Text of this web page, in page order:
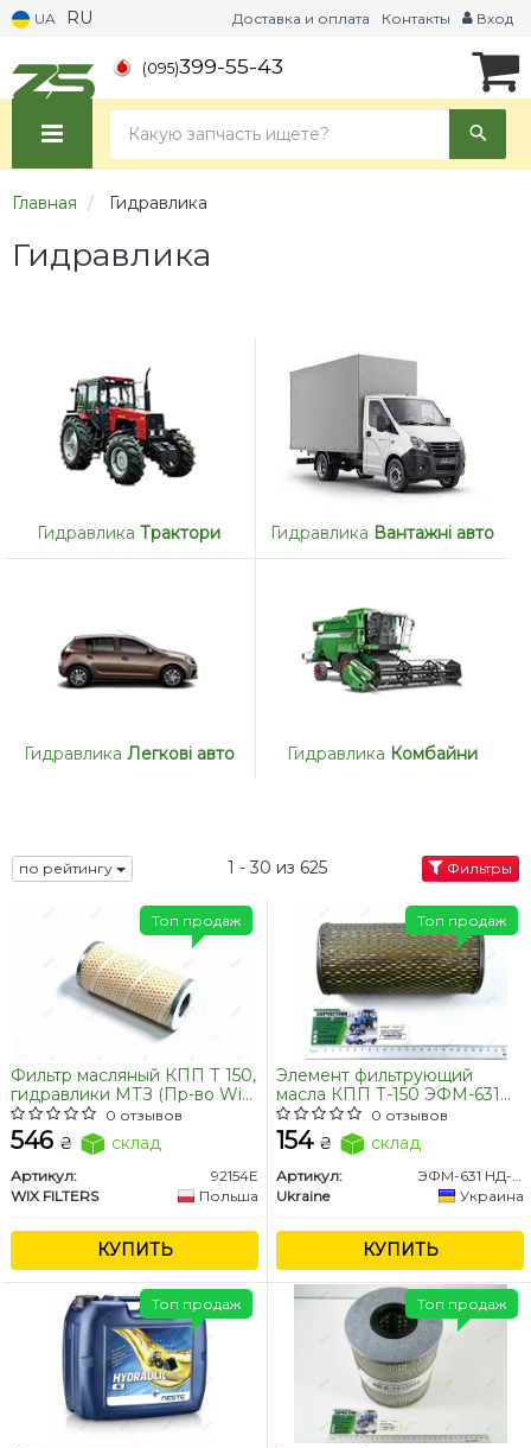
UA RU Доставка и оплата Контакты Вход
(095)399-55-43
Главная Гидравлика
Гидравлика
Гидравлика Трактори Гидравлика Вантажні авто
Гидравлика Легкові авто Гидравлика Комбайни
по рейтингу 1 - 30 из 625 Фильтры
Фильтр масляный КПП Т 150,
гидравлики МТЗ (Пр-во Wix-
Filtron)
0 отзывов
546 ₴ склад
Артикул:
92154E
WIX FILTERS
Польша
КУПИТЬ
Топ продаж
Элемент фильтрующий
масла КПП Т-150 ЭФМ-631
НД-011 гидравлики МТЗ
ЭФМ Р-365-1-06
0 отзывов
154 ₴ склад
Артикул:
ЭФМ-631 НД-011
Ukraine
Украина
КУПИТЬ
Топ продаж
Топ продаж Топ продаж